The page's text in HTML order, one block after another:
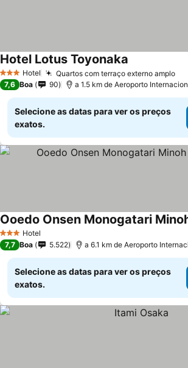
3 EstrelasHotel Quartos com terraço externo amplo
Hotel Lotus Toyonaka
7,6 Boa 90 a 1.5 km de Aeroporto
Selecione as datas para ver os preços
exatos.
3 EstrelasHotel
Ooedo Onsen Monogatari
7,7 Boa 5.522 a 6.1 km de Aeroporto
Selecione as datas para ver os preços
exatos.